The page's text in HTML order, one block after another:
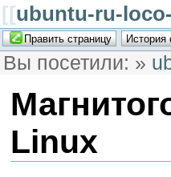
[[ubuntu-ru-
Вы посетили: »
Linux